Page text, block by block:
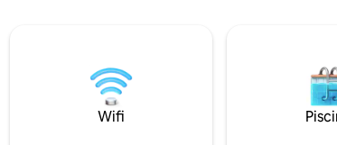
todo el año, incluidos los mercados de
agricultores, el festival de tatuajes y el
festival de la luz, que termina con un
Wifi